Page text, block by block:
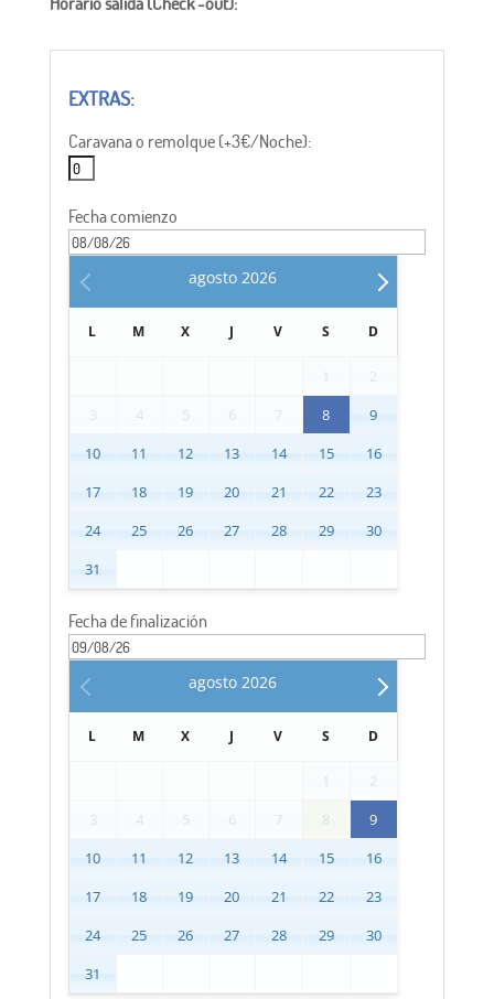
Caravana o remolque (+3€/Noche):
Fecha comienzo
agosto 2026
L M X J V S D
1
2
3
4 5 6 7 8
9
10
11 12 13 14 15
16
17
18 19 20 21 22
23
24
25 26 27 28 29
30
31
Fecha de finalización
agosto 2026
L M X J V S D
1
2
3
4 5 6 7 8
9
10
11 12 13 14 15
16
17
18 19 20 21 22
23
24
25 26 27 28 29
30
31